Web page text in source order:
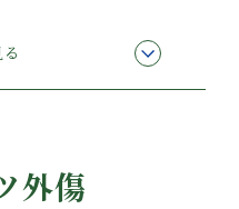
・むくみ
外傷